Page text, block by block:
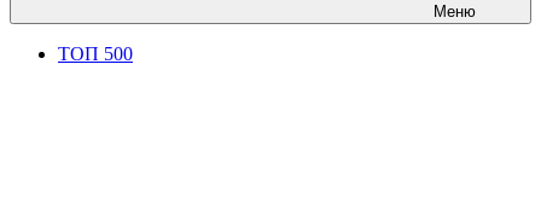
Меню
ТОП 500